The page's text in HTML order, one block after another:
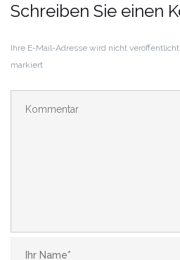
Schreiben Sie einen
Ihre E-Mail-Adresse wird nicht veröffentlicht.
markiert